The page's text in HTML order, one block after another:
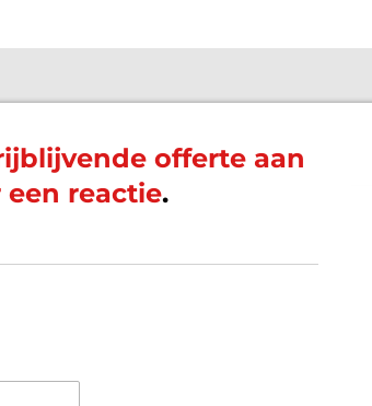
offerte aan
reactie.